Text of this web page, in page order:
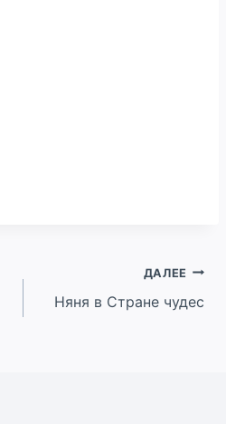
ДАЛЕЕ
Няня в Стране чудес